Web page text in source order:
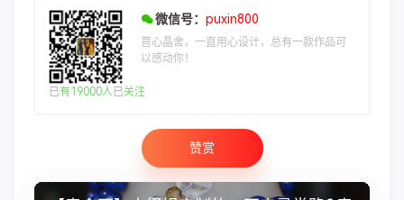
微信号： puxin800
菩心晶舍，一直用心设计，总有一款作品可
以感动你！
已有19000人已关注
赞赏